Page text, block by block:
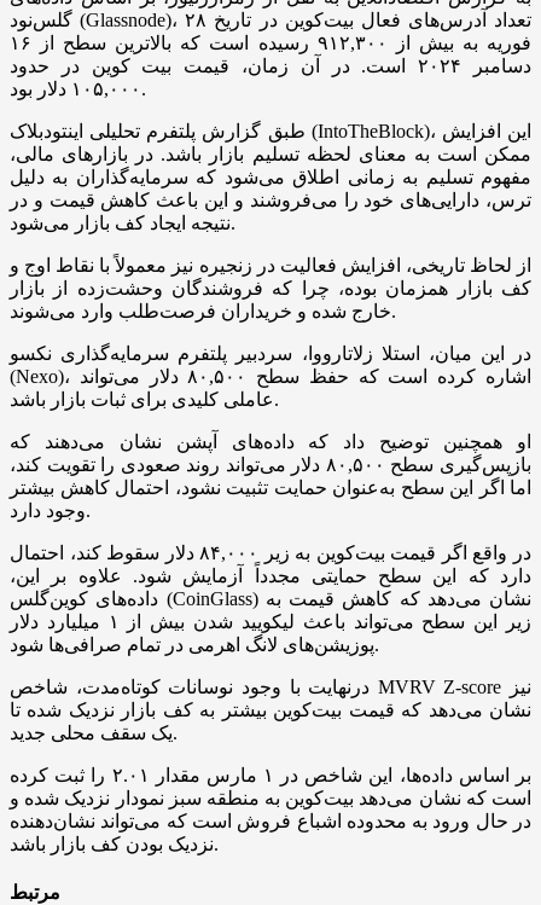
گلس‌نود (Glassnode)، تعداد آدرس‌های فعال بیت‌کوین در تاریخ ۲۸
فوریه به بیش از ۹۱۲,۳۰۰ رسیده است که بالاترین سطح از ۱۶
دسامبر ۲۰۲۴ است. در آن زمان، قیمت بیت‌ کوین در حدود
۱۰۵,۰۰۰ دلار بود.
طبق گزارش پلتفرم تحلیلی اینتودبلاک (IntoTheBlock)، این افزایش
ممکن است به معنای لحظه‌ تسلیم بازار باشد. در بازارهای مالی،
مفهوم تسلیم به زمانی اطلاق می‌شود که سرمایه‌گذاران به دلیل
ترس، دارایی‌های خود را می‌فروشند و این باعث کاهش قیمت و در
نتیجه ایجاد کف بازار می‌شود.
از لحاظ تاریخی، افزایش فعالیت در زنجیره نیز معمولاً با نقاط اوج و
کف بازار همزمان بوده، چرا که فروشندگان وحشت‌زده از بازار
خارج شده و خریداران فرصت‌طلب وارد می‌شوند.
در این میان، استلا زلاتارووا، سردبیر پلتفرم سرمایه‌گذاری نکسو
(Nexo)، اشاره کرده است که حفظ سطح ۸۰,۵۰۰ دلار می‌تواند
عاملی کلیدی برای ثبات بازار باشد.
او همچنین توضیح داد که داده‌های آپشن نشان می‌دهند که
بازپس‌گیری سطح ۸۰,۵۰۰ دلار می‌تواند روند صعودی را تقویت کند،
اما اگر این سطح به‌عنوان حمایت تثبیت نشود، احتمال کاهش بیشتر
وجود دارد.
در واقع اگر قیمت بیت‌کوین به زیر ۸۴,۰۰۰ دلار سقوط کند، احتمال
دارد که این سطح حمایتی مجدداً آزمایش شود. علاوه بر این،
داده‌های کوین‌گلس (CoinGlass) نشان می‌دهد که کاهش قیمت به
زیر این سطح می‌تواند باعث لیکویید شدن بیش از ۱ میلیارد دلار
پوزیشن‌های لانگ اهرمی در تمام صرافی‌ها شود.
درنهایت با وجود نوسانات کوتاه‌مدت، شاخص MVRV Z-score نیز
نشان می‌دهد که قیمت بیت‌کوین بیشتر به کف بازار نزدیک شده تا
یک سقف محلی جدید.
بر اساس داده‌ها، این شاخص در ۱ مارس مقدار ۲.۰۱ را ثبت کرده
است که نشان می‌دهد بیت‌کوین به منطقه‌ سبز نمودار نزدیک شده و
در حال ورود به محدوده‌ اشباع فروش است که می‌تواند نشان‌دهنده‌
نزدیک بودن کف بازار باشد.
مرتبط